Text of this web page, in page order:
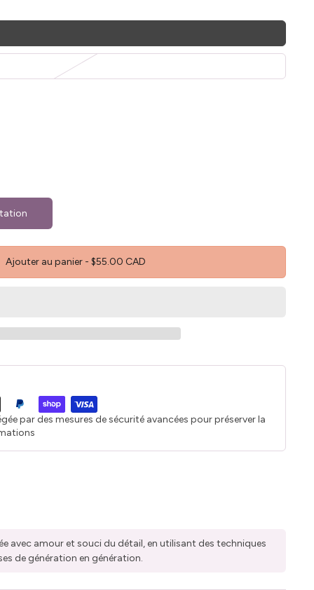
Ajouter au panier - $55.00 CAD
par des mesures de sécurité avancées pour préserver la
avec amour et souci du détail, en utilisant des techniques
de génération en génération.